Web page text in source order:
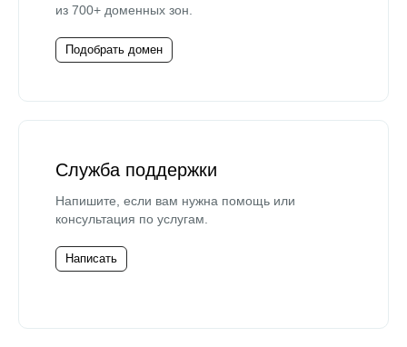
из 700+ доменных зон.
Подобрать домен
Служба поддержки
Напишите, если вам нужна помощь или
консультация по услугам.
Написать